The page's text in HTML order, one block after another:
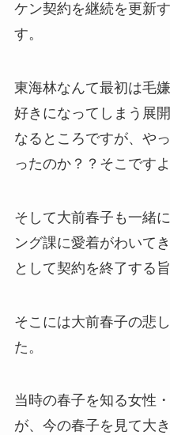
ケン契約を継続を更新
す。
東海林なんて最初は毛
好きになってしまう展
なるところですが、や
ったのか？？そこですよ
そして大前春子も一緒
ング課に愛着がわいて
として契約を終了する
そこには大前春子の悲
た。
当時の春子を知る女性
が、今の春子を見て大